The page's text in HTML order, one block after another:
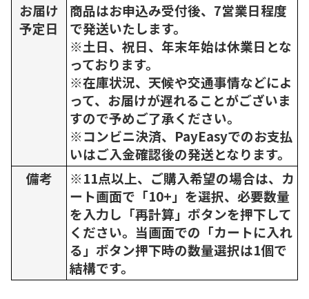
お届け
予定日
商品はお申込み受付後、7営業日程度
で発送いたします。
※土日、祝日、年末年始は休業日とな
っております。
※在庫状況、天候や交通事情などによ
って、お届けが遅れることがございま
すので予めご了承ください。
※コンビニ決済、PayEasyでのお支払
いはご入金確認後の発送となります。
備考
※11点以上、ご購入希望の場合は、カ
ート画面で「10+」を選択、必要数量
を入力し「再計算」ボタンを押下して
ください。当画面での「カートに入れ
る」ボタン押下時の数量選択は1個で
結構です。